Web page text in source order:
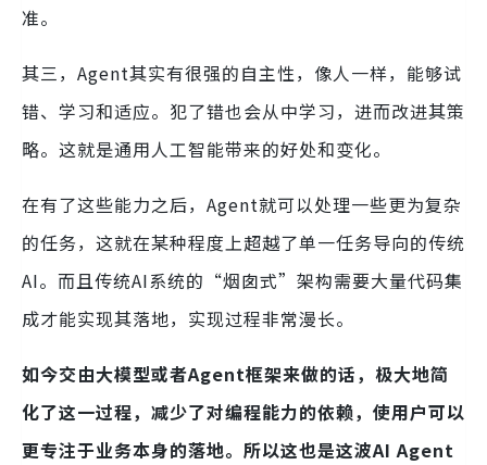
准。
其三，Agent其实有很强的自主性，像人一样，能够试
错、学习和适应。犯了错也会从中学习，进而改进其策
略。这就是通用人工智能带来的好处和变化。
在有了这些能力之后，Agent就可以处理一些更为复杂
的任务，这就在某种程度上超越了单一任务导向的传统
AI。而且传统AI系统的“烟囱式”架构需要大量代码集
成才能实现其落地，实现过程非常漫长。
如今交由大模型或者Agent框架来做的话，极大地简
化了这一过程，减少了对编程能力的依赖，使用户可以
更专注于业务本身的落地。所以这也是这波AI Agent